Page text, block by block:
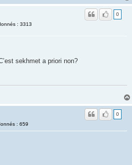
: 3313
0
sekhmet a priori non?
: 659
0